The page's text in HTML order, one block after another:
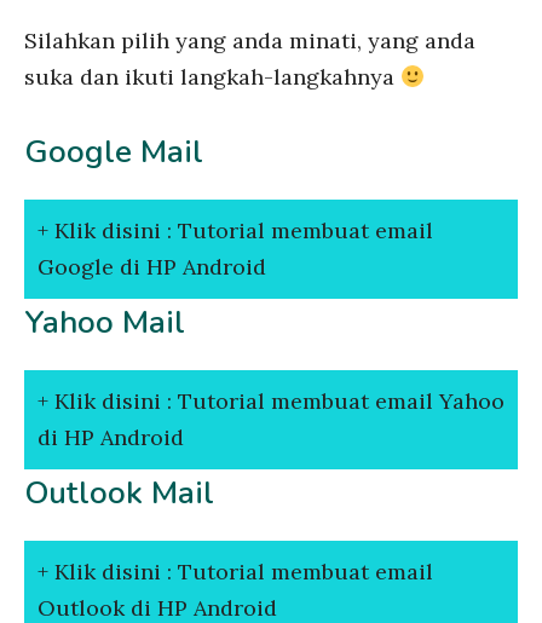
Silahkan pilih yang anda minati, yang anda
suka dan ikuti langkah-langkahnya
Google Mail
Klik disini : Tutorial membuat email
Google di HP Android
Yahoo Mail
Klik disini : Tutorial membuat email Yahoo
di HP Android
Outlook Mail
Klik disini : Tutorial membuat email
Outlook di HP Android